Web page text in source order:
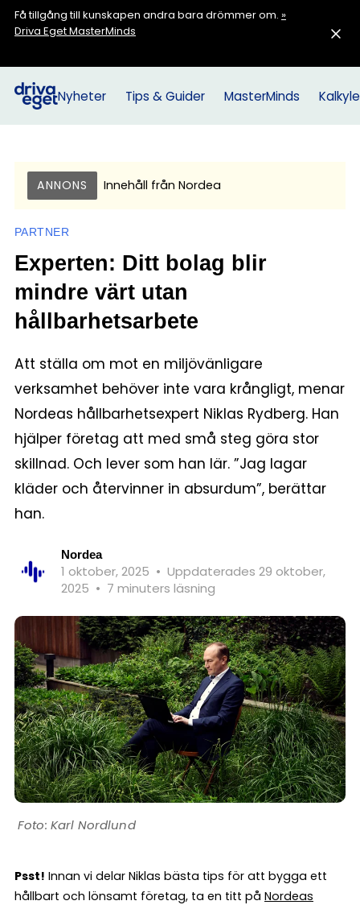
Få tillgång till kunskapen andra bara drömmer om. »
Driva Eget MasterMinds
Nyheter Tips & Guider MasterMinds
ANNONS Innehåll från Nordea
PARTNER
Experten: Ditt bolag blir
mindre värt utan
hållbarhetsarbete
Att ställa om mot en miljövänligare
verksamhet behöver inte vara krångligt, menar
Nordeas hållbarhetsexpert Niklas Rydberg. Han
hjälper företag att med små steg göra stor
skillnad. Och lever som han lär. ”Jag lagar
kläder och återvinner in absurdum”, berättar
han.
Nordea
1 oktober, 2025 • Uppdaterades 29 oktober,
2025 • 7 minuters läsning
Karl Nordlund
Psst! Innan vi delar Niklas bästa tips för att bygga ett
hållbart och lönsamt företag, ta en titt på Nordeas